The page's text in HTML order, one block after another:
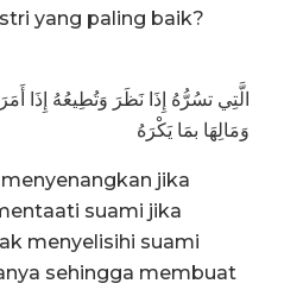
yang paling baik?
وَمَالِهَا بمَا يَكْرَهُ
jika
suami jika
menyelisihi suami
sehingga membuat